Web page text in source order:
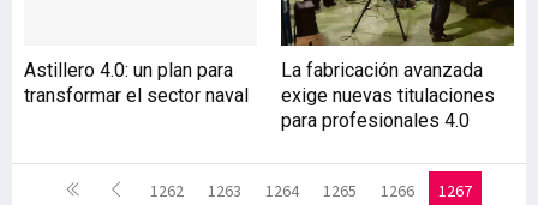
Astillero 4.0: un plan para
transformar el sector naval
La fabricación avanzada
exige nuevas titulaciones
para profesionales 4.0
1262 1263 1264 1265 1266
1267